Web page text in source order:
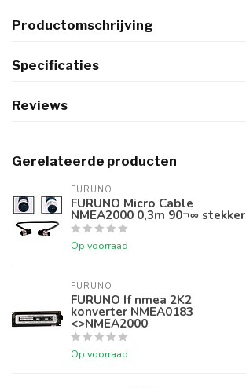
Productomschrijving
Specificaties
Reviews
Gerelateerde producten
FURUNO
FURUNO Micro Cable
NMEA2000 0,3m 90¬∞ stekker
Op voorraad
FURUNO
FURUNO If nmea 2K2
konverter NMEA0183
<>NMEA2000
Op voorraad